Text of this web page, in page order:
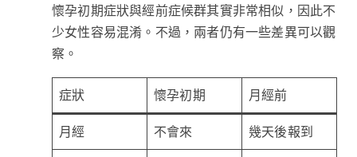
懷孕初期症狀與經前症候群其實非常相似，因此不
少女性容易混淆。不過，兩者仍有一些差異可以觀
察。
症狀 懷孕初期 月經前
月經 不會來 幾天後報到